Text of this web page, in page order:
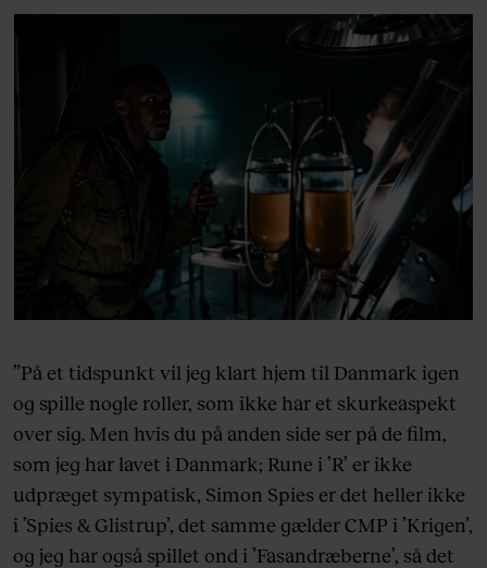
”På et tidspunkt vil jeg klart hjem til Danmark igen
og spille nogle roller, som ikke har et skurkeaspekt
over sig. Men hvis du på anden side ser på de film,
som jeg har lavet i Danmark; Rune i ’R’ er ikke
udpræget sympatisk, Simon Spies er det heller ikke
i ’Spies & Glistrup’, det samme gælder CMP i ’Krigen’,
og jeg har også spillet ond i ’Fasandræberne’, så det